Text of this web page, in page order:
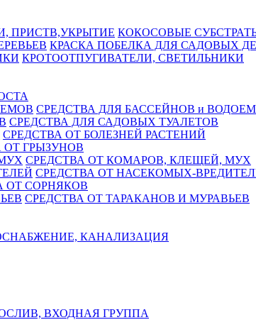
КОКОСОВЫЕ
КРАСКА ПОБЕЛКА ДЛЯ САДОВЫХ
КРОТООТПУГИВАТЕЛИ, СВЕТИЛЬНИКИ
СРЕДСТВА ДЛЯ БАССЕЙНОВ и
СРЕДСТВА ДЛЯ САДОВЫХ ТУАЛЕТОВ
СРЕДСТВА ОТ БОЛЕЗНЕЙ РАСТЕНИЙ
ОТ ГРЫЗУНОВ
СРЕДСТВА ОТ КОМАРОВ, КЛЕЩЕЙ, МУХ
СРЕДСТВА ОТ НАСЕКОМЫХ-
ОТ СОРНЯКОВ
СРЕДСТВА ОТ ТАРАКАНОВ И МУРАВЬЕВ
КАНАЛИЗАЦИЯ
ВХОДНАЯ ГРУППА